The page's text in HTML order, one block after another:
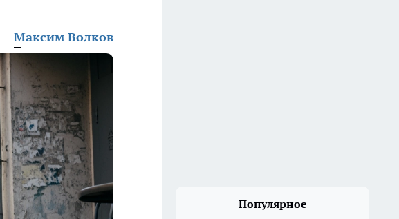
Максим Волков
Популярное